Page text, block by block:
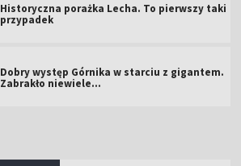
Historyczna porażka Lecha. To pierwszy taki
przypadek
Dobry występ Górnika w starciu z gigantem.
Zabrakło niewiele...